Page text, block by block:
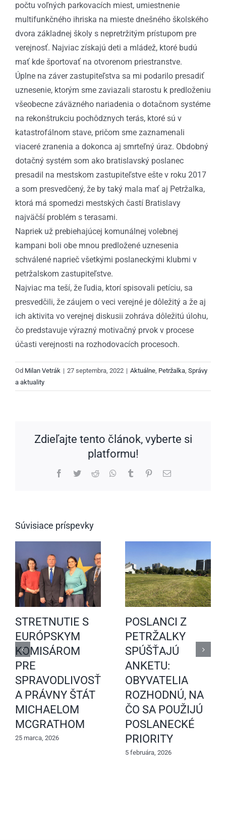
počtu voľných parkovacích miest, umiestnenie
multifunkčného ihriska na mieste dnešného školského
dvora základnej školy s nepretržitým prístupom pre
verejnosť. Najviac získajú deti a mládež, ktoré budú
mať kde športovať na otvorenom priestranstve.
Úplne na záver zastupiteľstva sa mi podarilo presadiť
uznesenie, ktorým sme zaviazali starostu k predloženiu
všeobecne záväzného nariadenia o dotačnom systéme
na rekonštrukciu pochôdznych terás, ktoré sú v
katastrofálnom stave, pričom sme zaznamenali
viaceré zranenia a dokonca aj smrteľný úraz. Obdobný
dotačný systém som ako bratislavský poslanec
presadil na mestskom zastupiteľstve ešte v roku 2017
a som presvedčený, že by taký mala mať aj Petržalka,
ktorá má spomedzi mestských častí Bratislavy
najväčší problém s terasami.
Napriek už prebiehajúcej komunálnej volebnej
kampani boli obe mnou predložené uznesenia
schválené naprieč všetkými poslaneckými klubmi v
petržalskom zastupiteľstve.
Najviac ma teší, že ľudia, ktorí spisovali petíciu, sa
presvedčili, že záujem o veci verejné je dôležitý a že aj
ich aktivita vo verejnej diskusii zohráva dôležitú úlohu,
čo predstavuje výrazný motivačný prvok v procese
účasti verejnosti na rozhodovacích procesoch.
Od Milan Vetrák | 27 septembra, 2022 | Aktuálne, Petržalka, Správy
a aktuality
Zdieľajte tento článok, vyberte si
platformu!
Facebook
TwitterReddit WhatsApp
Tumblr PinterestEmail
Súvisiace príspevky
STRETNUTIE S
EURÓPSKYM
KOMISÁROM
PRE
SPRAVODLIVOSŤ
A PRÁVNY ŠTÁT
MICHAELOM
MCGRATHOM
25 marca, 2026
POSLANCI Z
PETRŽALKY
SPÚŠŤAJÚ
ANKETU:
OBYVATELIA
ROZHODNÚ, NA
ČO SA POUŽIJÚ
POSLANECKÉ
PRIORITY
5 februára, 2026